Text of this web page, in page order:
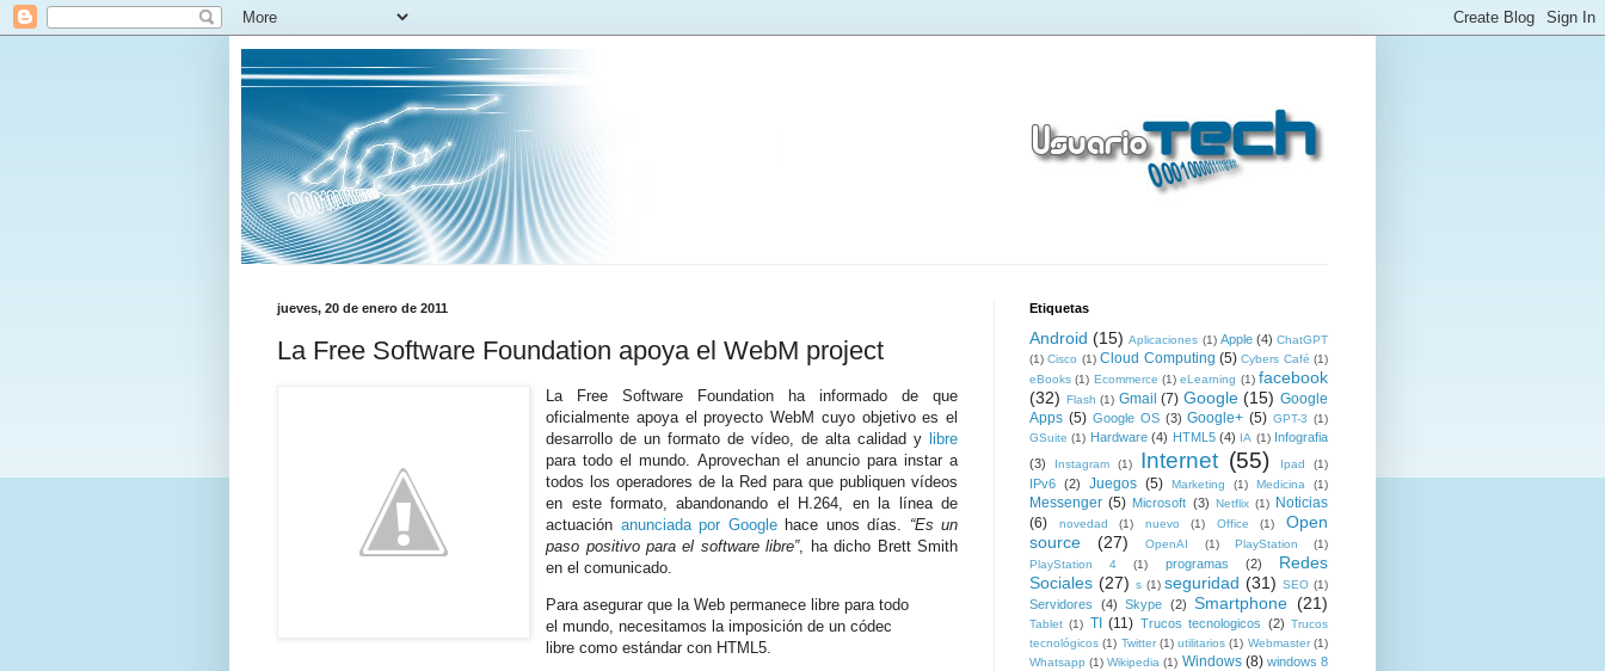
jueves, 20 de enero de 2011
La Free Software Foundation apoya el WebM project
La Free Software Foundation ha informado de que
oficialmente apoya el proyecto WebM cuyo objetivo es el
desarrollo de un formato de vídeo, de alta calidad y libre
para todo el mundo. Aprovechan el anuncio para instar a
todos los operadores de la Red para que publiquen vídeos
en este formato, abandonando el H.264, en la línea de
actuación anunciada por Googlehace unos días. “Es un
paso positivo para el software libre”, ha dicho Brett Smith
en el comunicado.
Para asegurar que la Web permanece libre para todo
el mundo, necesitamos la imposición de un códec
libre como estándar con HTML5.
Etiquetas
Android (15) Aplicaciones (1) Apple (4) ChatGPT
(1) Cisco (1) Cloud Computing (5) Cybers Café (1)
eBooks (1) Ecommerce (1) eLearning (1) facebook
(32) Flash (1) Gmail (7) Google (15) Google
Apps (5) Google OS (3) Google+ (5) GPT-3 (1)
GSuite (1) Hardware (4) HTML5 (4) IA (1) Infografia
(3)
Instagram (1) Internet (55) Ipad (1)
IPv6 (2) Juegos (5) Marketing (1) Medicina (1)
Messenger (5) Microsoft (3) Netflix (1)
Noticias
(6)
novedad (1) nuevo (1) Office (1)
Open
source
(27) OpenAI (1) PlayStation
(1)
PlayStation 4
(1) programas (2)
Redes
Sociales (27) s (1) seguridad (31) SEO (1)
Servidores (4) Skype (2) Smartphone (21)
Tablet (1) TI (11) Trucos tecnologicos (2) Trucos
tecnológicos (1) Twitter (1) utilitarios (1) Webmaster (1)
Whatsapp (1) Wikipedia (1) Windows (8) windows 8